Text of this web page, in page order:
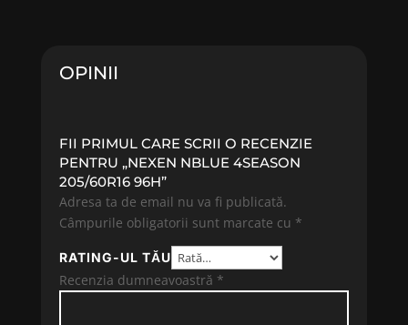
OPINII
FII PRIMUL CARE SCRII O RECENZIE
PENTRU „NEXEN NBLUE 4SEASON
205/60R16 96H”
Adresa ta de email nu va fi publicată.
Câmpurile obligatorii sunt marcate cu *
RATING-UL TĂU
Recenzia dumneavoastră *